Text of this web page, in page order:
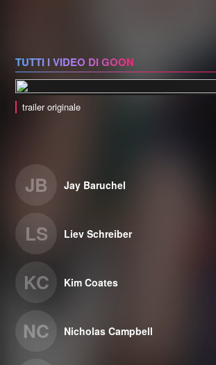
TUTTI I VIDEO DI GOON
trailer originale
JB Jay Baruchel
LS Liev Schreiber
KC Kim Coates
NC Nicholas Campbell